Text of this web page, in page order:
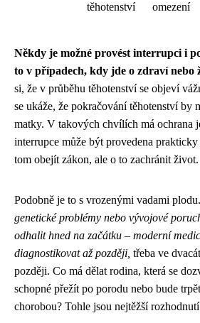
těhotenství
omezení
Někdy je možné provést interrupci i
to v případech, kdy jde o zdraví nebo
si, že v průběhu těhotenství se objeví
se ukáže, že pokračování těhotenství by
matky. V takových chvílích má ochrana
interrupce může být provedena
tom obejít zákon, ale o to zachránit život.
Podobně je to s vrozenými vadami plodu.
genetické problémy nebo vývojové
odhalit hned na začátku – moderní
diagnostikovat až později, třeba ve
později. Co má dělat rodina, která se
schopné přežít po porodu nebo bude
chorobou? Tohle jsou nejtěžší